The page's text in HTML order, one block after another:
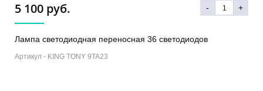
5 100 руб. - +
Лампа светодиодная переносная 36 светодиодов
Артикул - KING TONY 9TA23